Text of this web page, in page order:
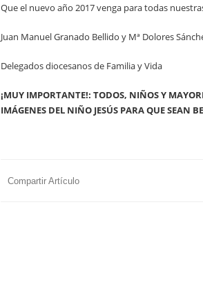
Que el nuevo año 2017 venga para todas
Juan Manuel Granado Bellido y Mª Dolores
Delegados diocesanos de Familia y Vida
¡MUY IMPORTANTE!: TODOS, NIÑOS Y
IMÁGENES DEL NIÑO JESÚS PARA QUE SEAN
Compartir Artículo